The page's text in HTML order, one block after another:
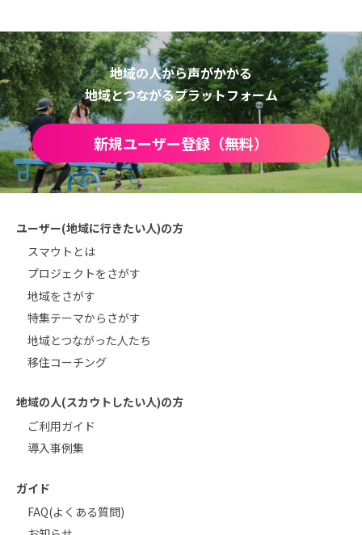
地域の人から声がかかる
地域とつながるプラットフォーム
新規ユーザー登録（無料）
ユーザー(地域に行きたい人)の方
スマウトとは
プロジェクトをさがす
地域をさがす
特集テーマからさがす
地域とつながった人たち
移住コーチング
地域の人(スカウトしたい人)の方
ご利用ガイド
導入事例集
ガイド
FAQ(よくある質問)